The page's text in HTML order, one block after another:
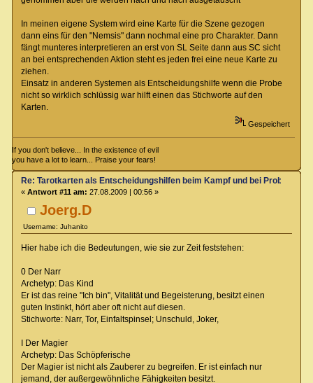
In meinen eigene System wird eine Karte für die Szene gezogen
dann eins für den "Nemsis" dann nochmal eine pro Charakter. Dann
fängt munteres interpretieren an erst von SL Seite dann aus SC sicht
an bei entsprechenden Aktion steht es jeden frei eine neue Karte zu
ziehen.
Einsatz in anderen Systemen als Entscheidungshilfe wenn die Probe
nicht so wirklich schlüssig war hilft einen das Stichworte auf den
Karten.
Gespeichert
If you don't believe... In the existence of evil
you have a lot to learn... Praise your fears!
Joerg.D
Username: Juhanito
Re: Tarotkarten als Entscheidungshilfen beim Kampf und bei Proben
« Antwort #11 am: 27.08.2009 | 00:56 »
Hier habe ich die Bedeutungen, wie sie zur Zeit feststehen:
0 Der Narr
Archetyp: Das Kind
Er ist das reine "Ich bin", Vitalität und Begeisterung, besitzt einen
guten Instinkt, hört aber oft nicht auf diesen.
Stichworte: Narr, Tor, Einfaltspinsel; Unschuld, Joker,
I Der Magier
Archetyp: Das Schöpferische
Der Magier ist nicht als Zauberer zu begreifen. Er ist einfach nur
jemand, der außergewöhnliche Fähigkeiten besitzt.